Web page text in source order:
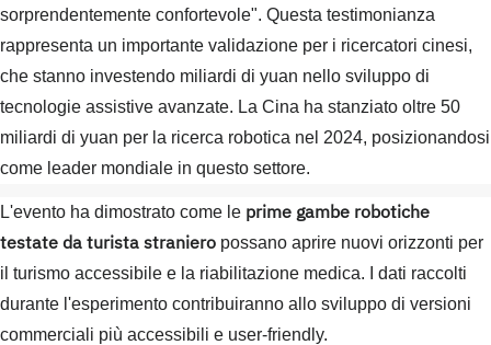
sorprendentemente confortevole". Questa testimonianza
rappresenta un importante validazione per i ricercatori cinesi,
che stanno investendo miliardi di yuan nello sviluppo di
tecnologie assistive avanzate. La Cina ha stanziato oltre 50
miliardi di yuan per la ricerca robotica nel 2024, posizionandosi
come leader mondiale in questo settore.
L'evento ha dimostrato come le prime gambe robotiche
testate da turista straniero possano aprire nuovi orizzonti per
il turismo accessibile e la riabilitazione medica. I dati raccolti
durante l'esperimento contribuiranno allo sviluppo di versioni
commerciali più accessibili e user-friendly.